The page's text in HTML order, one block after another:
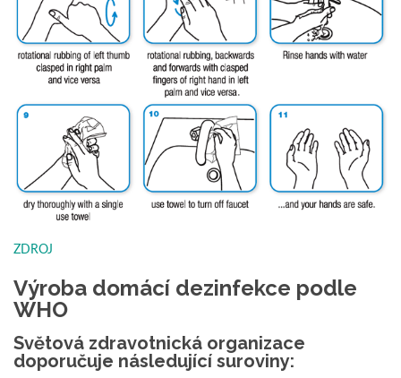
ZDROJ
Výroba domácí dezinfekce podle
WHO
Světová zdravotnická organizace
doporučuje následující suroviny: